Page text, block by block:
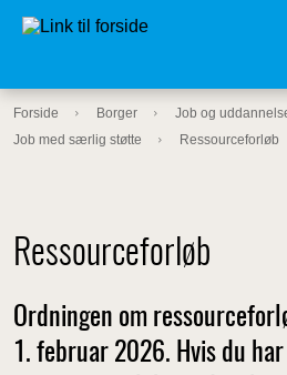
Forside Borger
Job og
Job med særlig støtte
Ressourceforløb
Ressourceforløb
Ordningen om
1. februar 2026. Hvis du